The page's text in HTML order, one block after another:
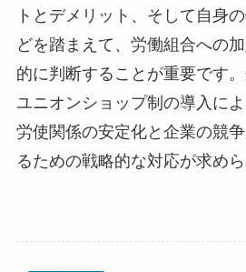
トとデメリット、そして自身
どを踏まえて、労働組合への
的に判断することが重要です。
ユニオンショップ制の導入によ
労使関係の安定化と企業の競
るための戦略的な対応が求めら